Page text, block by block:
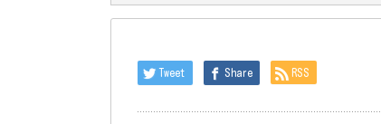
Tweet Share RSS